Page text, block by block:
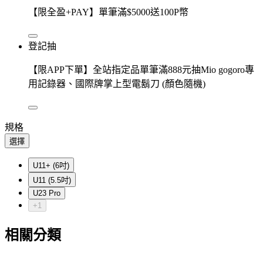
【限全盈+PAY】單筆滿$5000送100P幣
登記抽
【限APP下單】全站指定品單筆滿888元抽Mio gogoro專
用記錄器、國際牌掌上型電鬍刀 (顏色隨機)
規格
選擇
U11+ (6吋)
U11 (5.5吋)
U23 Pro
+1
相關分類